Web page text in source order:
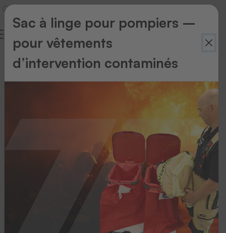
Multiplexeur
RS-
232
SYSTÈMES
Sac à linge pour pompiers –
pour vêtements
d’intervention contaminés